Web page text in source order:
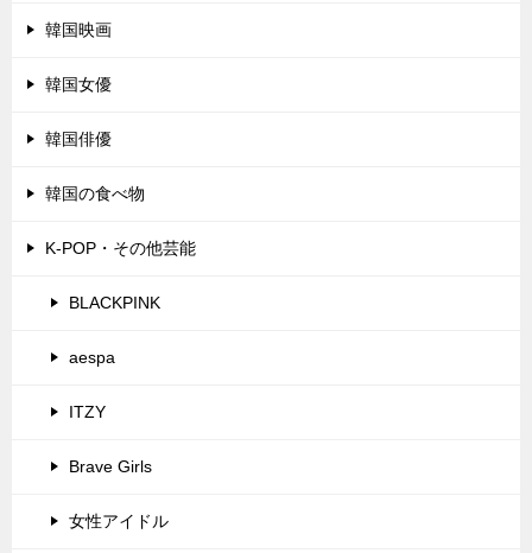
韓国映画
韓国女優
韓国俳優
韓国の食べ物
K-POP・その他芸能
BLACKPINK
aespa
ITZY
Brave Girls
女性アイドル